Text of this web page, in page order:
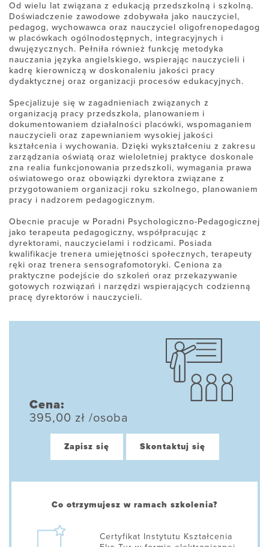
Od wielu lat związana z edukacją przedszkolną i szkolną.
Doświadczenie zawodowe zdobywała jako nauczyciel,
pedagog, wychowawca oraz nauczyciel oligofrenopedagog
w placówkach ogólnodostępnych, integracyjnych i
dwujęzycznych. Pełniła również funkcję metodyka
nauczania języka angielskiego, wspierając nauczycieli i
kadrę kierowniczą w doskonaleniu jakości pracy
dydaktycznej oraz organizacji procesów edukacyjnych.
Specjalizuje się w zagadnieniach związanych z
organizacją pracy przedszkola, planowaniem i
dokumentowaniem działalności placówki, wspomaganiem
nauczycieli oraz zapewnianiem wysokiej jakości
kształcenia i wychowania. Dzięki wykształceniu z zakresu
zarządzania oświatą oraz wieloletniej praktyce doskonale
zna realia funkcjonowania przedszkoli, wymagania prawa
oświatowego oraz obowiązki dyrektora związane z
przygotowaniem organizacji roku szkolnego, planowaniem
pracy i nadzorem pedagogicznym.
Obecnie pracuje w Poradni Psychologiczno-Pedagogicznej
jako terapeuta pedagogiczny, współpracując z
dyrektorami, nauczycielami i rodzicami. Posiada
kwalifikacje trenera umiejętności społecznych, terapeuty
ręki oraz trenera sensografomotoryki. Ceniona za
praktyczne podejście do szkoleń oraz przekazywanie
gotowych rozwiązań i narzędzi wspierających codzienną
pracę dyrektorów i nauczycieli.
Cena:
395,00 zł /osoba
Zapisz się Skontaktuj się
Co otrzymujesz w ramach szkolenia?
Certyfikat Instytutu Kształcenia